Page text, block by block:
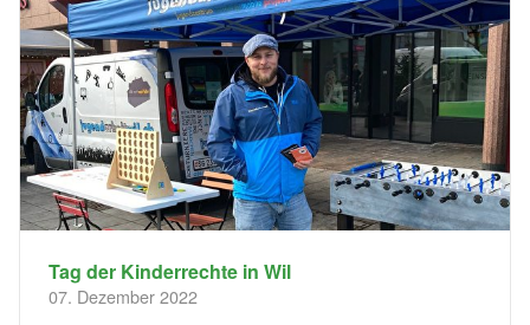
Tag der Kinderrechte in Wil
07. Dezember 2022